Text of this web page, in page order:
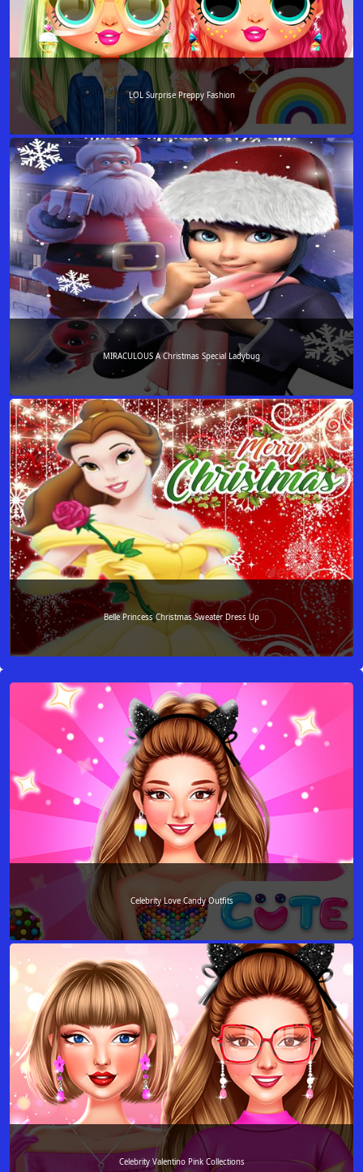
LOL Surprise Preppy Fashion
MIRACULOUS A Christmas Special Ladybug
Belle Princess Christmas Sweater Dress Up
Celebrity Love Candy Outfits
Celebrity Valentino Pink Collections